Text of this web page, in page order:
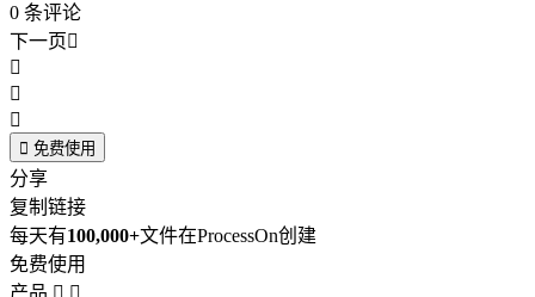
0 条评论
下一页



 免费使用
分享
复制链接
每天有100,000+文件在ProcessOn创建
免费使用
产品  